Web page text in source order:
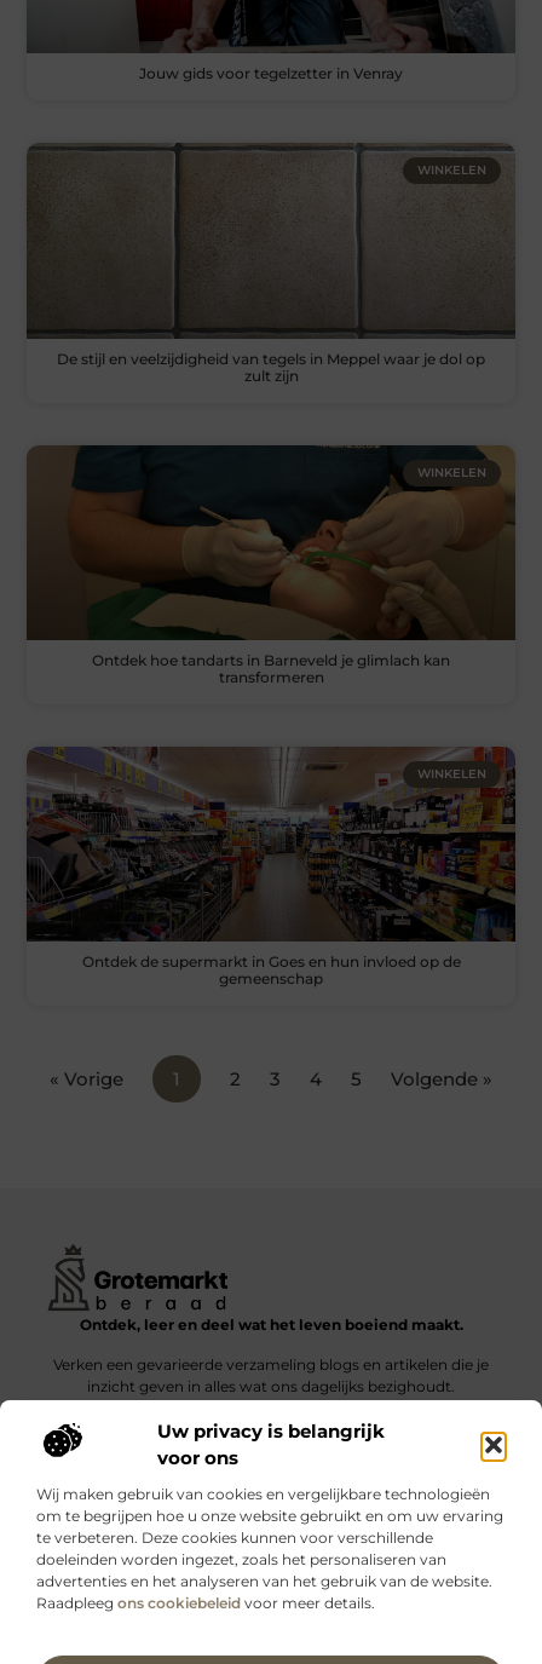
Uw privacy is belangrijk
voor ons
Wij maken gebruik van cookies en vergelijkbare technologieën
om te begrijpen hoe u onze website gebruikt en om uw ervaring
te verbeteren. Deze cookies kunnen voor verschillende
doeleinden worden ingezet, zoals het personaliseren van
advertenties en het analyseren van het gebruik van de website.
Raadpleeg ons cookiebeleid voor meer details.
Jouw gids voor tegelzetter in Venray
WINKELEN
De stijl en veelzijdigheid van tegels in Meppel waar je dol op
zult zijn
WINKELEN
Ontdek hoe tandarts in Barneveld je glimlach kan
transformeren
WINKELEN
Ontdek de supermarkt in Goes en hun invloed op de
gemeenschap
« Vorige 1 2 3 4 5 Volgende »
Ontdek, leer en deel wat het leven boeiend maakt.
Verken een gevarieerde verzameling blogs en artikelen die je
inzicht geven in alles wat ons dagelijks bezighoudt.
Bericht categorie
Onze informatie